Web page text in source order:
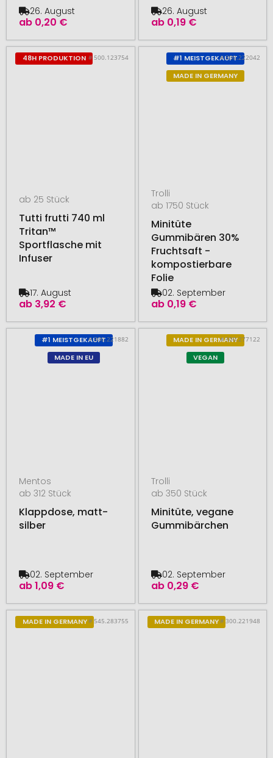
ab 0,20 €
26. August
ab 0,19 €
26. August
48H PRODUKTION # 500.123754
ab 25 Stück
Tutti frutti 740 ml
Tritan™
Sportflasche mit
Infuser
ab 3,92 €
17. August
#1 MEISTGEKAUFT
MADE IN GERMANY
# 300.222042
Trolli
ab 1750 Stück
Minitüte
Gummibären 30%
Fruchtsaft -
kompostierbare
Folie
ab 0,19 €
02. September
#1 MEISTGEKAUFT
MADE IN EU
# 300.221882
Mentos
ab 312 Stück
Klappdose, matt-
silber
ab1,09 €
02. September
MADE IN GERMANY
VEGAN
# 300.277122
Trolli
ab 350 Stück
Minitüte, vegane
Gummibärchen
ab 0,29 €
02. September
MADE IN GERMANY# 545.283755 MADE IN GERMANY# 300.221948